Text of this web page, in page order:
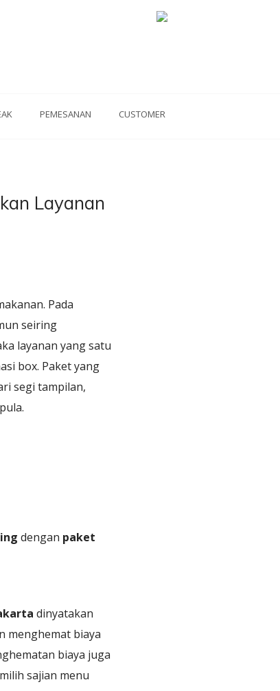
PEMESANAN CUSTOMER
Layanan
Pada
seiring
layanan yang satu
box. Paket yang
segi tampilan,
dengan paket
dinyatakan
menghemat biaya
biaya juga
sajian menu